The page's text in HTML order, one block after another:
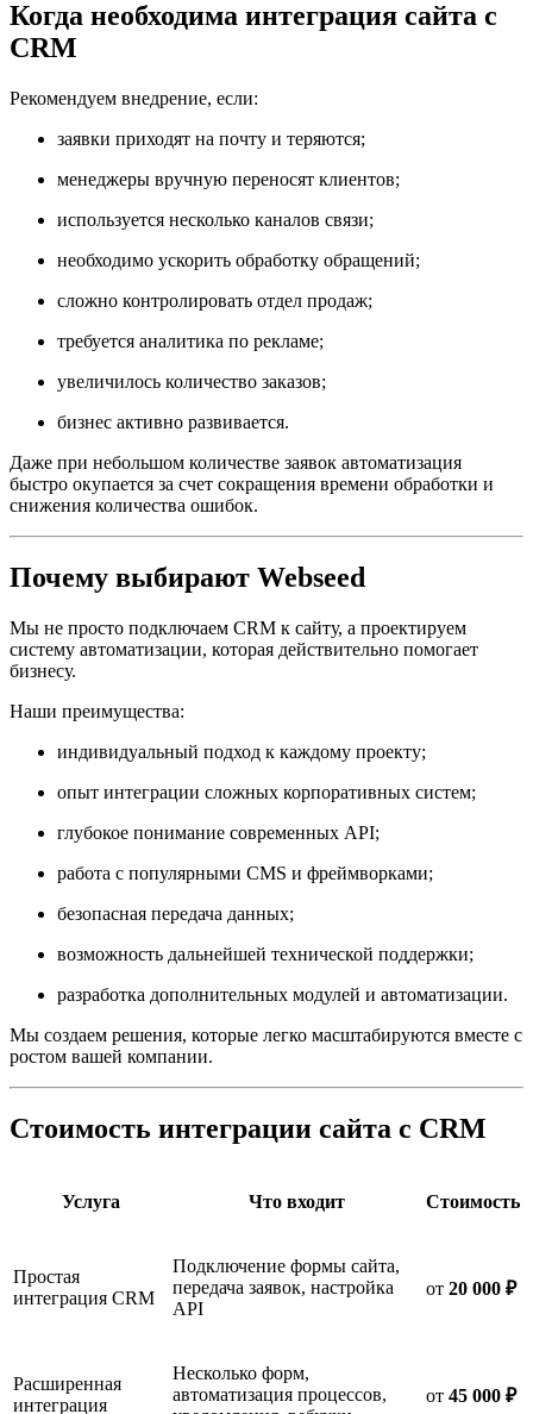
Когда необходима интеграция сайта с
CRM
Рекомендуем внедрение, если:
заявки приходят на почту и теряются;
менеджеры вручную переносят клиентов;
используется несколько каналов связи;
необходимо ускорить обработку обращений;
сложно контролировать отдел продаж;
требуется аналитика по рекламе;
увеличилось количество заказов;
бизнес активно развивается.
Даже при небольшом количестве заявок автоматизация
быстро окупается за счет сокращения времени обработки и
снижения количества ошибок.
Почему выбирают Webseed
Мы не просто подключаем CRM к сайту, а проектируем
систему автоматизации, которая действительно помогает
бизнесу.
Наши преимущества:
индивидуальный подход к каждому проекту;
опыт интеграции сложных корпоративных систем;
глубокое понимание современных API;
работа с популярными CMS и фреймворками;
безопасная передача данных;
возможность дальнейшей технической поддержки;
разработка дополнительных модулей и автоматизации.
Мы создаем решения, которые легко масштабируются вместе с
ростом вашей компании.
Стоимость интеграции сайта с CRM
Услуга Что входит Стоимость
Простая
интеграция CRM
Подключение формы сайта,
передача заявок, настройка
API
от 20 000 ₽
Расширенная
интеграция
Несколько форм,
автоматизация процессов,
от 45 000 ₽